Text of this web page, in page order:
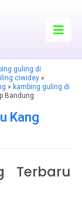
guling di
ciwidey »
» kambing guling di
Bandung.
Kang
Terbaru